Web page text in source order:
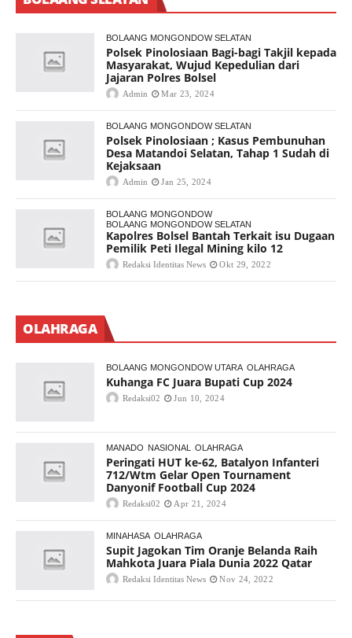
BOLAANG MONGONDOW SELATAN
Polsek Pinolosiaan Bagi-bagi Takjil kepada
Masyarakat, Wujud Kepedulian dari
Jajaran Polres Bolsel
Admin Mar 23, 2024
BOLAANG MONGONDOW SELATAN
Polsek Pinolosiaan ; Kasus Pembunuhan
Desa Matandoi Selatan, Tahap 1 Sudah di
Kejaksaan
Admin Jan 25, 2024
BOLAANG MONGONDOW
BOLAANG MONGONDOW SELATAN
Kapolres Bolsel Bantah Terkait isu Dugaan
Pemilik Peti Ilegal Mining kilo 12
Redaksi Identitas News Okt 29, 2022
OLAHRAGA
BOLAANG MONGONDOW UTARA OLAHRAGA
Kuhanga FC Juara Bupati Cup 2024
Redaksi02 Jun 10, 2024
MANADO NASIONAL OLAHRAGA
Peringati HUT ke-62, Batalyon Infanteri
712/Wtm Gelar Open Tournament
Danyonif Football Cup 2024
Redaksi02 Apr 21, 2024
MINAHASA OLAHRAGA
Supit Jagokan Tim Oranje Belanda Raih
Mahkota Juara Piala Dunia 2022 Qatar
Redaksi Identitas News Nov 24, 2022